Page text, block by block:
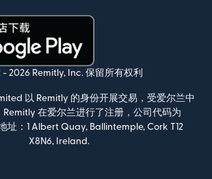
）
- 2026 Remitly, Inc. 保留所有权利
以 Remitly 的身份开展交易，受爱尔兰中
Remitly 在爱尔兰进行了注册，公司代码为
址：1 Albert Quay, Ballintemple, Cork T12
X8N6, Ireland.